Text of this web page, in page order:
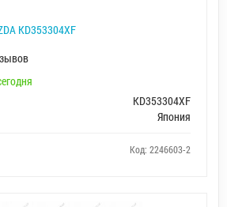
KD353304XF
KD353304XF
Япония
Код: 2246603-2